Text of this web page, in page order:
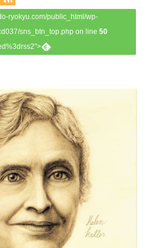
ryokyu.com/public_html/wp-
sns_btn_top.php on line 50